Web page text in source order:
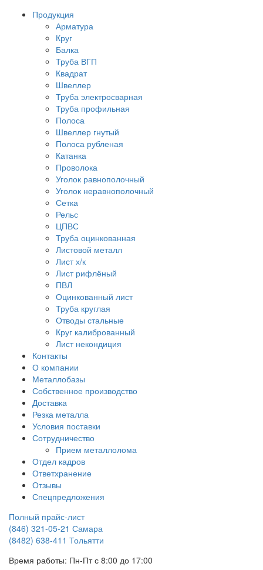
Продукция
Арматура
Круг
Балка
Труба ВГП
Квадрат
Швеллер
Труба электросварная
Труба профильная
Полоса
Швеллер гнутый
Полоса рубленая
Катанка
Проволока
Уголок равнополочный
Уголок неравнополочный
Сетка
Рельс
ЦПВС
Труба оцинкованная
Листовой металл
Лист х/к
Лист рифлёный
ПВЛ
Оцинкованный лист
Труба круглая
Отводы стальные
Круг калиброванный
Лист некондиция
Контакты
О компании
Металлобазы
Собственное производство
Доставка
Резка металла
Условия поставки
Сотрудничество
Прием металлолома
Отдел кадров
Ответхранение
Отзывы
Спецпредложения
Полный прайс-лист
(846) 321-05-21 Самара
(8482) 638-411 Тольятти
Время работы: Пн-Пт с 8:00 до 17:00